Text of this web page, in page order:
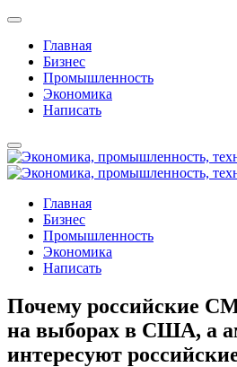
Главная
Бизнес
Промышленность
Экономика
Написать
Главная
Бизнес
Промышленность
Экономика
Написать
Почему российские
на выборах в США, а
интересуют